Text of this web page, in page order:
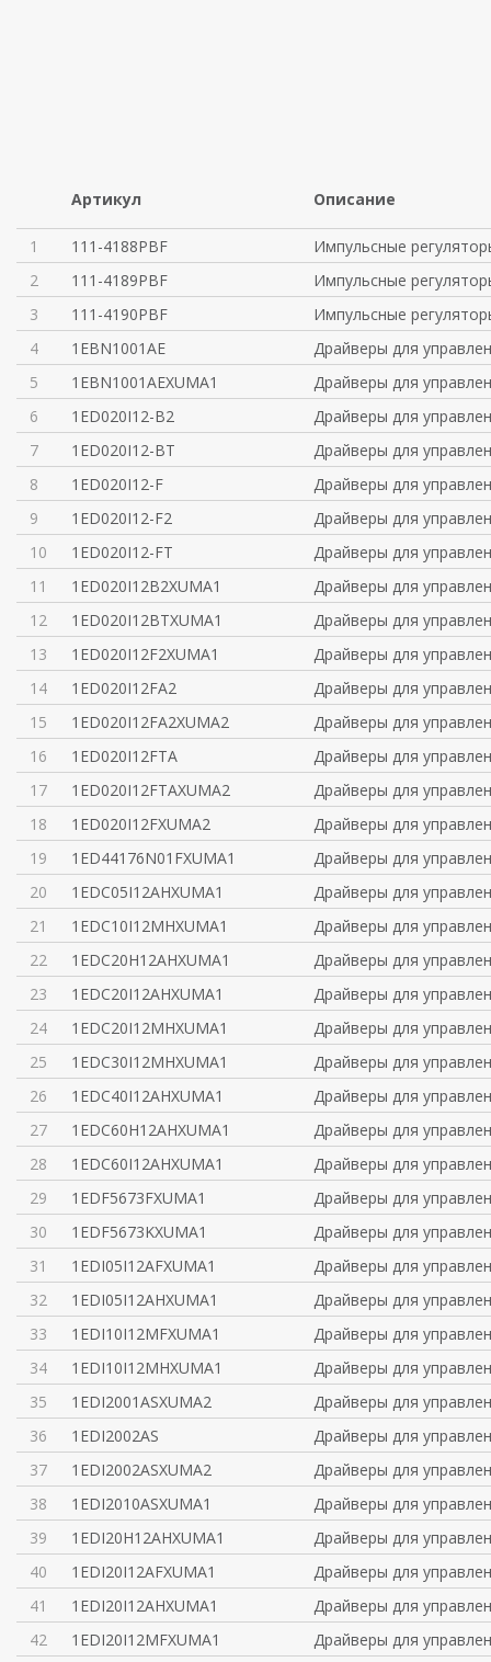
Артикул Описание
1 111-4188PBF
Импульсные
2
111-4189PBF
Импульсные
3
111-4190PBF
Импульсные
4
1EBN1001AE
Драйверы для
5
1EBN1001AEXUMA1
Драйверы для
6
1ED020I12-B2
Драйверы для
7
1ED020I12-BT
Драйверы для
8
1ED020I12-F
Драйверы для
9
1ED020I12-F2
Драйверы для
10
1ED020I12-FT
Драйверы для
11
1ED020I12B2XUMA1
Драйверы для
12
1ED020I12BTXUMA1
Драйверы для
13
1ED020I12F2XUMA1
Драйверы для
14
1ED020I12FA2
Драйверы для
15
1ED020I12FA2XUMA2
Драйверы для
16
1ED020I12FTA
Драйверы для
17
1ED020I12FTAXUMA2
Драйверы для
18
1ED020I12FXUMA2
Драйверы для
19
1ED44176N01FXUMA1
Драйверы для
20
1EDC05I12AHXUMA1
Драйверы для
21
1EDC10I12MHXUMA1
Драйверы для
22
1EDC20H12AHXUMA1
Драйверы для
23
1EDC20I12AHXUMA1
Драйверы для
24
1EDC20I12MHXUMA1
Драйверы для
25
1EDC30I12MHXUMA1
Драйверы для
26
1EDC40I12AHXUMA1
Драйверы для
27
1EDC60H12AHXUMA1
Драйверы для
28
1EDC60I12AHXUMA1
Драйверы для
29
1EDF5673FXUMA1
Драйверы для
30
1EDF5673KXUMA1
Драйверы для
31
1EDI05I12AFXUMA1
Драйверы для
32
1EDI05I12AHXUMA1
Драйверы для
33
1EDI10I12MFXUMA1
Драйверы для
34
1EDI10I12MHXUMA1
Драйверы для
35
1EDI2001ASXUMA2
Драйверы для
36
1EDI2002AS
Драйверы для
37
1EDI2002ASXUMA2
Драйверы для
38
1EDI2010ASXUMA1
Драйверы для
39
1EDI20H12AHXUMA1
Драйверы для
40
1EDI20I12AFXUMA1
Драйверы для
41
1EDI20I12AHXUMA1
Драйверы для
42
1EDI20I12MFXUMA1
Драйверы для